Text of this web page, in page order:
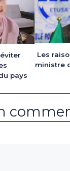
pays
Les
ministre